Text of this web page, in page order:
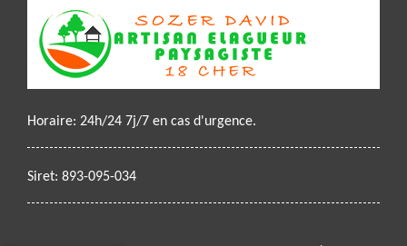
Horaire: 24h/24 7j/7 en cas d'urgence.
Siret: 893-095-034